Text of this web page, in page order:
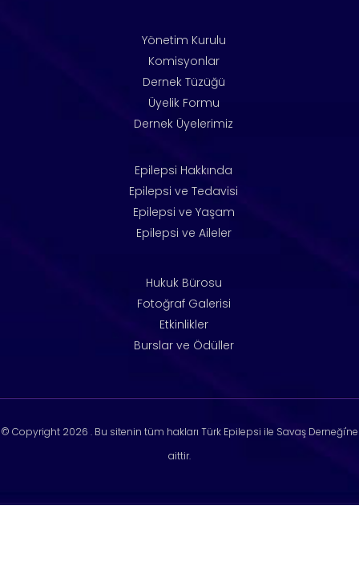
Yönetim Kurulu
Komisyonlar
Dernek Tüzüğü
Üyelik Formu
Dernek Üyelerimiz
Epilepsi Hakkında
Epilepsi ve Tedavisi
Epilepsi ve Yaşam
Epilepsi ve Aileler
Hukuk Bürosu
Fotoğraf Galerisi
Etkinlikler
Burslar ve Ödüller
© Copyright 2026 . Bu sitenin tüm hakları Türk Epilepsi ile Savaş Derneği'ne
aittir.